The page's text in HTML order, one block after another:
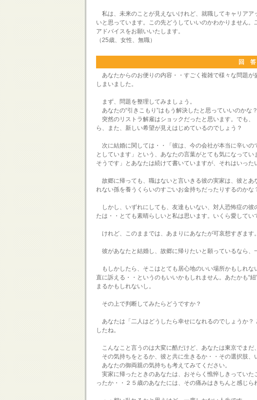
私は、未来のことが見えないけれど、就職してキャリア
いと思っています。この先どうしていいのかわかりません
アドバイスをお願いいたします。
（25歳、女性、無職）
回 答
あなたからのお便りの内容・・すごく複雑で様々な問題
しまいました。
まず、問題を整理してみましょう。
あなたの“引きこもり”はもう解決したと思っていいのかな？
突然のリストラ解雇はショックだったと思います。でも
ら、また、新しい希望が見えはじめているのでしょう？
次に結婚に関しては・・「彼は、今の会社が本当に辛いの
としています」という、あなたの言葉がとても気になって
そうです」とあなたは続けて書いていますが、それはいっ
故郷に帰っても、職はないと言いきる彼の実家は、彼とあ
れない孫を養うくらいのすごいお金持ちだったりするのかな
しかし、いずれにしても、友達もいない、対人恐怖症の
たは・・とても素晴らしいと私は思います。いくら愛してい
けれど、このままでは、あまりにあなたが可哀想すぎます。
彼があなたと結婚し、故郷に帰りたいと願っているなら、
もしかしたら、そこはとても居心地のいい場所かもしれ
直に訴える・・というのもいいかもしれません。あたかも“
まるかもしれないし。
その上で判断してみたらどうですか？
あなたは「二人はどうしたら幸せになれるのでしょうか？
したね。
こんなこと言うのは大変に酷だけど、あなたは東京でまだ
その気持ちをとるか、彼と共に生きるか・・その選択肢、
あなたの御両親の気持ちも考えてみてください。
実家に帰ったときのあなたは、おそらく憔悴しきってい
ったか・・２５歳のあなたには、その痛みはきちんと感じら